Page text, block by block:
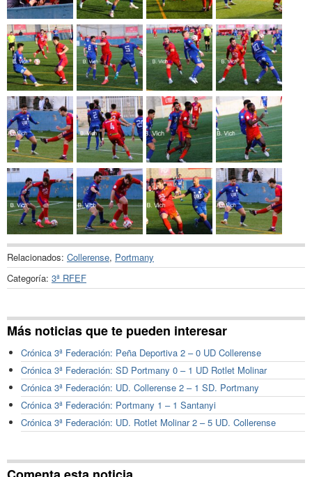
Relacionados: Collerense, Portmany
Categoría: 3ª RFEF
Más noticias que te pueden interesar
Crónica 3ª Federación: Peña Deportiva 2 – 0 UD Collerense
Crónica 3ª Federación: SD Portmany 0 – 1 UD Rotlet Molinar
Crónica 3ª Federación: UD. Collerense 2 – 1 SD. Portmany
Crónica 3ª Federación: Portmany 1 – 1 Santanyi
Crónica 3ª Federación: UD. Rotlet Molinar 2 – 5 UD. Collerense